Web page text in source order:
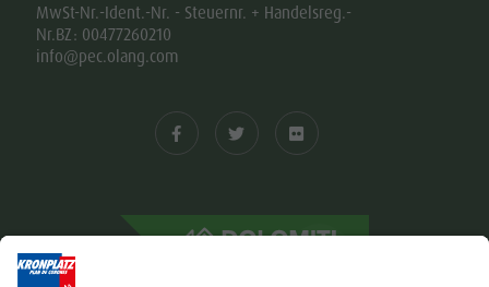
MwSt-Nr.-Ident.-Nr. - Steuernr. + Handelsreg.-
Nr.BZ: 00477260210
info@pec.olang.com